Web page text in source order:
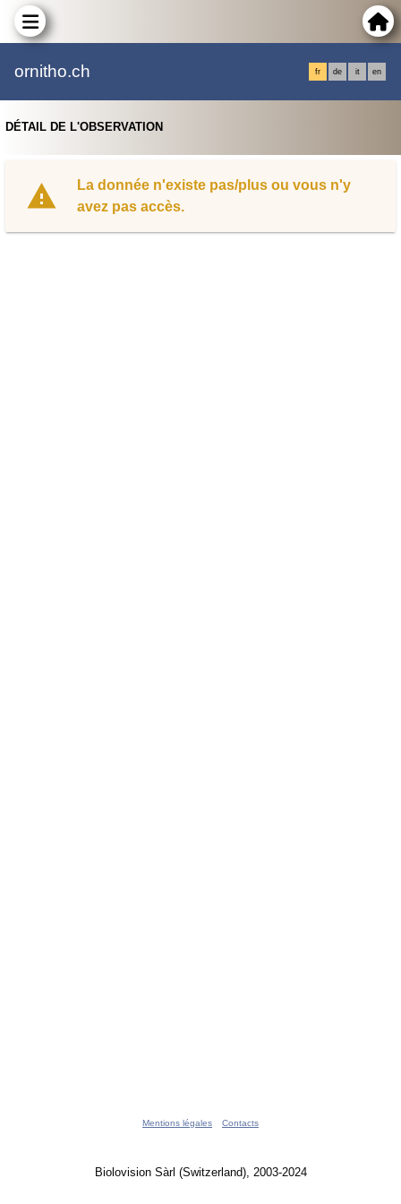
ornitho.ch fr de it en
DÉTAIL DE L'OBSERVATION
La donnée n'existe pas/plus ou vous n'y
avez pas accès.
Mentions légales Contacts
Biolovision Sàrl (Switzerland), 2003-2024